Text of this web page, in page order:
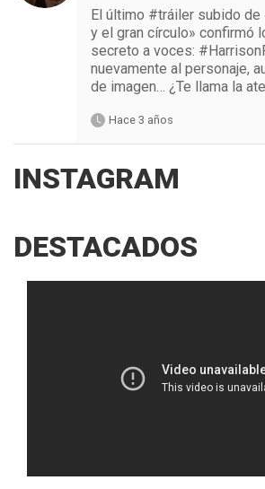
El último #tráiler subido
y el gran círculo» confirmó
secreto a voces:
nuevamente al personaje,
de imagen… ¿Te llama la
Hace 3 años
INSTAGRAM
DESTACADOS